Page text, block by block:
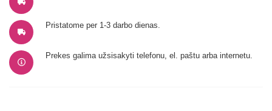
Pristatome per 1-3 darbo dienas.
Prekes galima užsisakyti telefonu, el. paštu arba internetu.